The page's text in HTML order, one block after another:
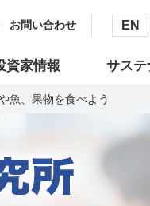
お問い合わせ EN
資家情報 サステ
魚、果物を食べよう